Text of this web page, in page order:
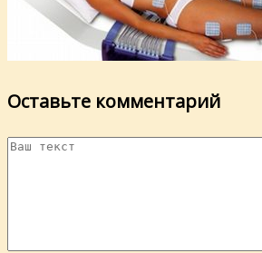
Оставьте комментарий